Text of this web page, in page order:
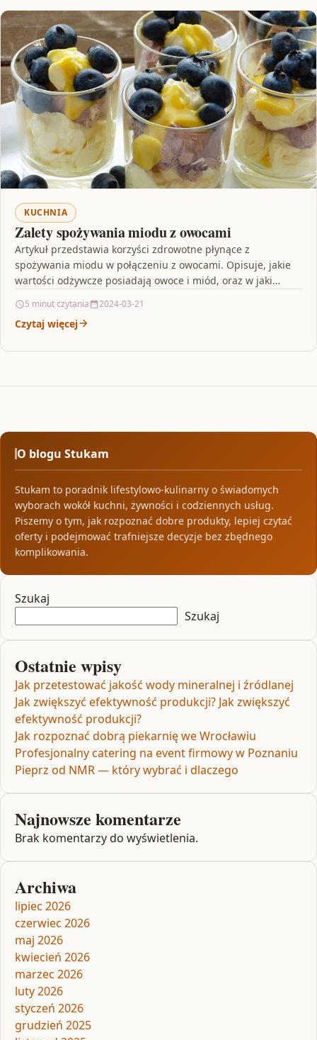
KUCHNIA
Zalety spożywania miodu z owocami
Artykuł przedstawia korzyści zdrowotne płynące z
spożywania miodu w połączeniu z owocami. Opisuje, jakie
wartości odżywcze posiadają owoce i miód, oraz w jaki
5 minut czytania 2024-03-21
Czytaj więcej
O blogu Stukam
Stukam to poradnik lifestylowo-kulinarny o świadomych
wyborach wokół kuchni, żywności i codziennych usług.
Piszemy o tym, jak rozpoznać dobre produkty, lepiej czytać
oferty i podejmować trafniejsze decyzje bez zbędnego
komplikowania.
Szukaj
Szukaj
Ostatnie wpisy
Jak przetestować jakość wody mineralnej i źródlanej
Jak zwiększyć efektywność produkcji? Jak zwiększyć
efektywność produkcji?
Jak rozpoznać dobrą piekarnię we Wrocławiu
Profesjonalny catering na event firmowy w Poznaniu
Pieprz od NMR — który wybrać i dlaczego
Najnowsze komentarze
Brak komentarzy do wyświetlenia.
Archiwa
lipiec 2026
czerwiec 2026
maj 2026
kwiecień 2026
marzec 2026
luty 2026
styczeń 2026
grudzień 2025